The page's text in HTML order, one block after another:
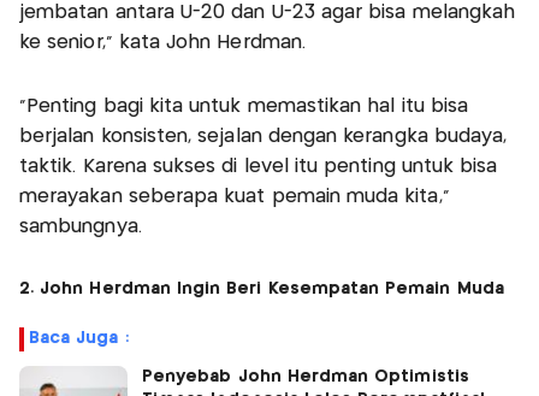
jembatan antara U-20 dan U-23 agar bisa melangkah
ke senior," kata John Herdman.
"Penting bagi kita untuk memastikan hal itu bisa
berjalan konsisten, sejalan dengan kerangka budaya,
taktik. Karena sukses di level itu penting untuk bisa
merayakan seberapa kuat pemain muda kita,"
sambungnya.
2. John Herdman Ingin Beri Kesempatan Pemain Muda
Baca Juga :
Penyebab John Herdman Optimistis